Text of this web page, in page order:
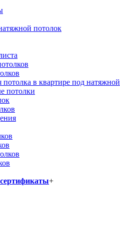
потолок
потолка в квартире под натяжной
потолки
+